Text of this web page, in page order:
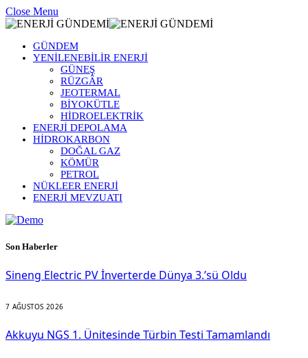
Close Menu
GÜNDEM
YENİLENEBİLİR ENERJİ
GÜNEŞ
RÜZGÂR
JEOTERMAL
BİYOKÜTLE
HİDROELEKTRİK
ENERJİ DEPOLAMA
HİDROKARBON
DOĞAL GAZ
KÖMÜR
PETROL
NÜKLEER ENERJİ
ENERJİ MEVZUATI
Son Haberler
Sineng Electric PV İnverterde Dünya 3.’sü Oldu
7 AĞUSTOS 2026
Akkuyu NGS 1. Ünitesinde Türbin Testi Tamamlandı